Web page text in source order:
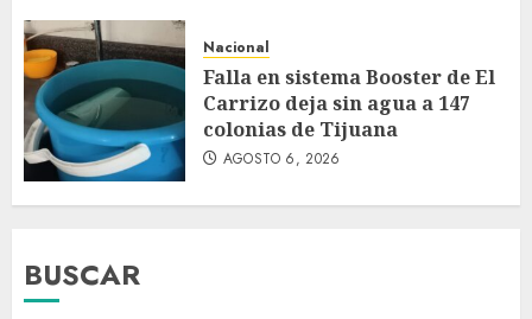
Nacional
Falla en sistema Booster de El
Carrizo deja sin agua a 147
colonias de Tijuana
AGOSTO 6, 2026
BUSCAR